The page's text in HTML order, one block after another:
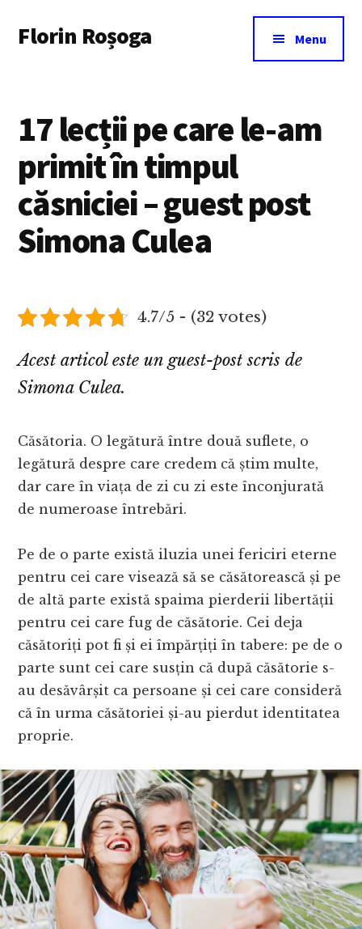
main
menu
Florin Roșoga Menu
17 lecții pe care le-am
primit în timpul
căsniciei – guest post
Simona Culea
4.7/5 - (32 votes)
Acest articol este un guest-post scris de
Simona Culea.
Căsătoria. O legătură între două suflete, o
legătură despre care credem că știm multe,
dar care în viața de zi cu zi este înconjurată
de numeroase întrebări.
Pe de o parte există iluzia unei fericiri eterne
pentru cei care visează să se căsătorească și pe
de altă parte există spaima pierderii libertății
pentru cei care fug de căsătorie. Cei deja
căsătoriți pot fi și ei împărțiți în tabere: pe de o
parte sunt cei care susțin că după căsătorie s-
au desăvârșit ca persoane și cei care consideră
că în urma căsătoriei și-au pierdut identitatea
proprie.